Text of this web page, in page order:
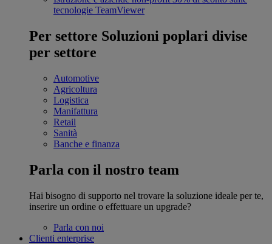
tecnologie TeamViewer
Per settore Soluzioni poplari divise
per settore
Automotive
Agricoltura
Logistica
Manifattura
Retail
Sanità
Banche e finanza
Parla con il nostro team
Hai bisogno di supporto nel trovare la soluzione ideale per te,
inserire un ordine o effettuare un upgrade?
Parla con noi
Clienti enterprise